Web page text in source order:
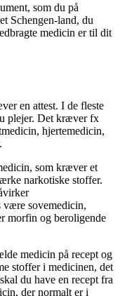
som du på
Schengen-land, du
medicin er til dit
en attest. I de fleste
plejer. Det kræver fx
hjertemedicin,
som kræver et
narkotiske stoffer.
være sovemedicin,
morfin og beroligende
medicin på recept og
stoffer i medicinen, det
du have en recept fra
der normalt er i